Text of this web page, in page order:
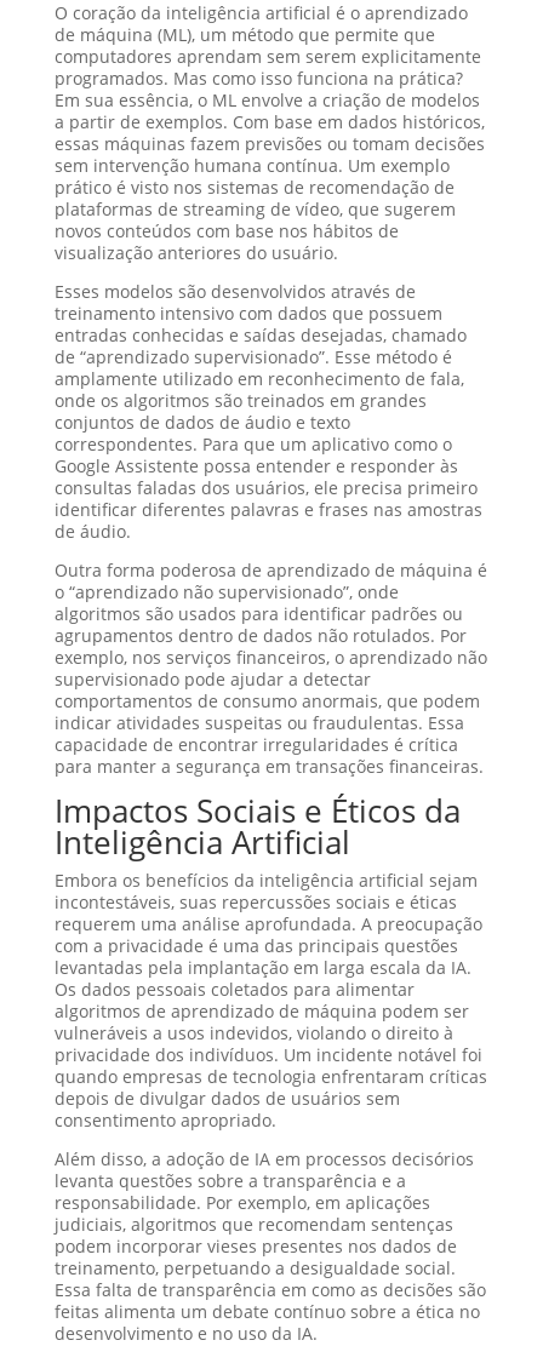
O coração da inteligência artificial é o aprendizado
de máquina (ML), um método que permite que
computadores aprendam sem serem explicitamente
programados. Mas como isso funciona na prática?
Em sua essência, o ML envolve a criação de modelos
a partir de exemplos. Com base em dados históricos,
essas máquinas fazem previsões ou tomam decisões
sem intervenção humana contínua. Um exemplo
prático é visto nos sistemas de recomendação de
plataformas de streaming de vídeo, que sugerem
novos conteúdos com base nos hábitos de
visualização anteriores do usuário.
Esses modelos são desenvolvidos através de
treinamento intensivo com dados que possuem
entradas conhecidas e saídas desejadas, chamado
de “aprendizado supervisionado”. Esse método é
amplamente utilizado em reconhecimento de fala,
onde os algoritmos são treinados em grandes
conjuntos de dados de áudio e texto
correspondentes. Para que um aplicativo como o
Google Assistente possa entender e responder às
consultas faladas dos usuários, ele precisa primeiro
identificar diferentes palavras e frases nas amostras
de áudio.
Outra forma poderosa de aprendizado de máquina é
o “aprendizado não supervisionado”, onde
algoritmos são usados para identificar padrões ou
agrupamentos dentro de dados não rotulados. Por
exemplo, nos serviços financeiros, o aprendizado não
supervisionado pode ajudar a detectar
comportamentos de consumo anormais, que podem
indicar atividades suspeitas ou fraudulentas. Essa
capacidade de encontrar irregularidades é crítica
para manter a segurança em transações financeiras.
Impactos Sociais e Éticos da
Inteligência Artificial
Embora os benefícios da inteligência artificial sejam
incontestáveis, suas repercussões sociais e éticas
requerem uma análise aprofundada. A preocupação
com a privacidade é uma das principais questões
levantadas pela implantação em larga escala da IA.
Os dados pessoais coletados para alimentar
algoritmos de aprendizado de máquina podem ser
vulneráveis a usos indevidos, violando o direito à
privacidade dos indivíduos. Um incidente notável foi
quando empresas de tecnologia enfrentaram críticas
depois de divulgar dados de usuários sem
consentimento apropriado.
Além disso, a adoção de IA em processos decisórios
levanta questões sobre a transparência e a
responsabilidade. Por exemplo, em aplicações
judiciais, algoritmos que recomendam sentenças
podem incorporar vieses presentes nos dados de
treinamento, perpetuando a desigualdade social.
Essa falta de transparência em como as decisões são
feitas alimenta um debate contínuo sobre a ética no
desenvolvimento e no uso da IA.